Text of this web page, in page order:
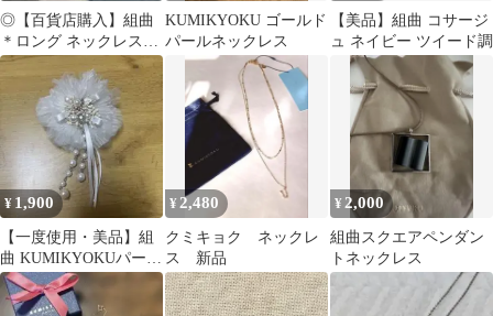
◎【百貨店購入】組曲
＊ロング ネックレス＊
ターコイズ、ウッド、
シルバー色
KUMIKYOKU ゴールド
パールネックレス
【美品】組曲 コサージ
ュ ネイビー ツイード調
¥ 1,900
【一度使用・美品】組
曲 KUMIKYOKUパール
コサージュ ホワイト 花
¥2,480
クミキョク ネックレ
ス 新品
¥2,000
組曲スクエアペンダン
トネックレス